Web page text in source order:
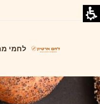
לחמי